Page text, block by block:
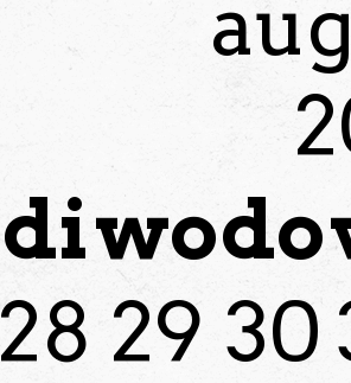
diwodo
28 29 30